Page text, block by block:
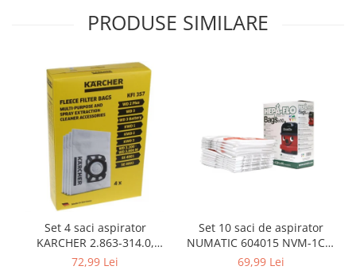
Articole Sanatate si Wellness
Cosmetice si produse ingrijire
personala
Igiena dentara
Jucarii, Copii & Bebe
Camera copilului
Hrana bebelusi
Igiena si ingrijire
Jucarii si Jocuri
Maternitate
PRODUSE SIMILARE
Set 4 saci aspirator
KARCHER 2.863-314.0,
compatibil cu WD, KWD, SE
72,99 Lei
Set 10 saci de aspirator
NUMATIC 604015 NVM-1CH,
9L
69,99 Lei